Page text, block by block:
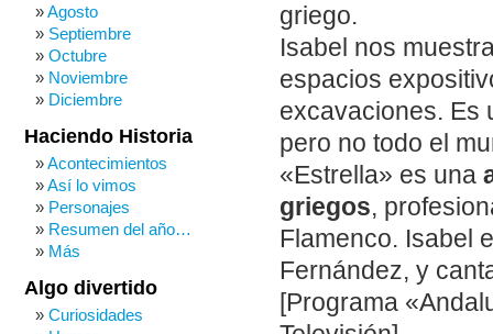
griego.
Isabel nos
espacios
excavaciones. Es
pero no todo el
«Estrella» es una
griegos,
Flamenco. Isabel
Fernández, y
[Programa
Agosto
Septiembre
Octubre
Noviembre
Diciembre
Haciendo Historia
Acontecimientos
Así lo vimos
Personajes
Resumen del año…
Más
Algo divertido
Curiosidades